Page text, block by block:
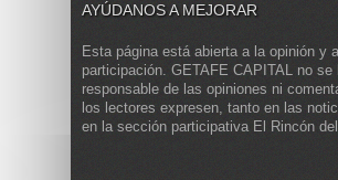
AYÚDANOS A MEJORAR
Esta página está abierta a la opinión y
participación. GETAFE CAPITAL no se
responsable de las opiniones ni
los lectores expresen, tanto en las
en la sección participativa El Rincón